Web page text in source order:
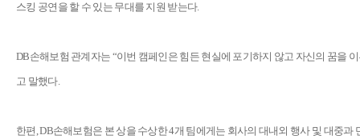
스킹 공연을 할 수 있는 무대를 지원 받는다.
DB손해보험 관계자는 “이번 캠페인은 힘든 현실에 포기하지 않고 자신의 꿈을
고 말했다.
한편, DB손해보험은 본 상을 수상한 4개 팀에게는 회사의 대내외 행사 및 대중